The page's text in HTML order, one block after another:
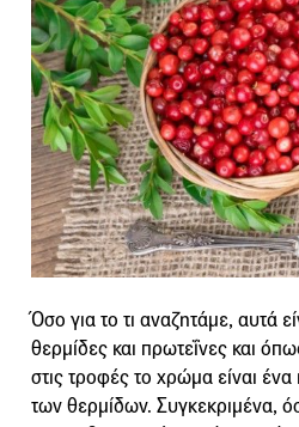
Όσο για το τι αναζητάμε, αυτά
θερμίδες και πρωτεΐνες και
στις τροφές το χρώμα είναι
των θερμίδων. Συγκεκριμένα,